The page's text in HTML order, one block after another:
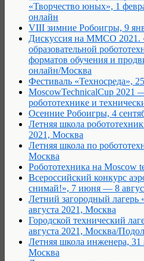
«Творчество юных», 1
онлайн
VIII зимние Робоигры, 9
Дискуссия на ММСО 2021.
образовательной
форматов обучения и
онлайн/Москва
Фестиваль «Техносреда»,
MoscowTechnicalCup 2021
робототехнике и
Осенние Робоигры, 4
Летняя школа
2021, Москва
Летняя школа по
Москва
Робототехника на Moscow
Всероссийский конкурс
снимай!», 7 июня — 8
Летний загородный
августа 2021, Москва
Городской технический
августа 2021, Москва/
Летняя школа инженера,
Москва